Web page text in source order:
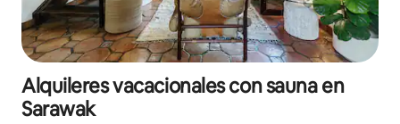
Alquileres vacacionales con sauna en
Sarawak